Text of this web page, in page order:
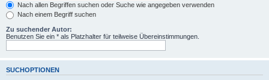
Nach allen Begriffen suchen oder Suche wie angegeben verwenden
Nach einem Begriff suchen
Zu suchender Autor:
Benutzen Sie ein * als Platzhalter für teilweise Übereinstimmungen.
SUCHOPTIONEN